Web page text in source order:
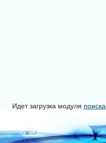
Идет загрузка модуля